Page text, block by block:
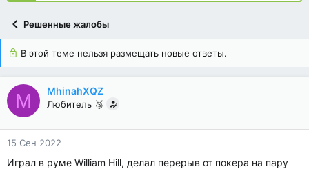
Решенные жалобы
В этой теме нельзя размещать новые ответы.
M MhinahXQZ
Любитель 🥈
15 Сен 2022
Играл в руме William Hill, делал перерыв от покера на пару